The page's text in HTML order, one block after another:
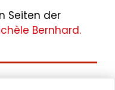
Seiten der
Bernhard.